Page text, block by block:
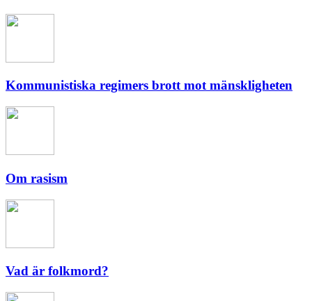
Kommunistiska regimers brott mot mänskligheten
Om rasism
Vad är folkmord?